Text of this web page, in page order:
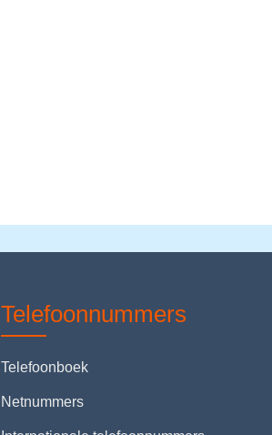
Telefoonnummers
Telefoonboek
Netnummers